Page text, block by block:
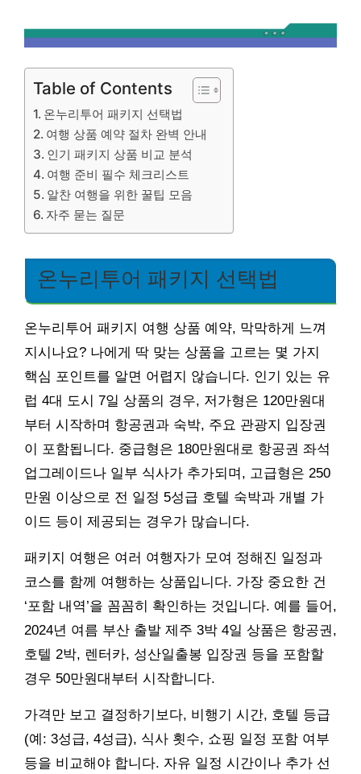
Table of Contents
온누리투어 패키지 선택법
여행 상품 예약 절차 완벽 안내
인기 패키지 상품 비교 분석
여행 준비 필수 체크리스트
알찬 여행을 위한 꿀팁 모음
자주 묻는 질문
온누리투어 패키지 선택법
온누리투어 패키지 여행 상품 예약, 막막하게 느껴
지시나요? 나에게 딱 맞는 상품을 고르는 몇 가지
핵심 포인트를 알면 어렵지 않습니다. 인기 있는 유
럽 4대 도시 7일 상품의 경우, 저가형은 120만원대
부터 시작하며 항공권과 숙박, 주요 관광지 입장권
이 포함됩니다. 중급형은 180만원대로 항공권 좌석
업그레이드나 일부 식사가 추가되며, 고급형은 250
만원 이상으로 전 일정 5성급 호텔 숙박과 개별 가
이드 등이 제공되는 경우가 많습니다.
패키지 여행은 여러 여행자가 모여 정해진 일정과
코스를 함께 여행하는 상품입니다. 가장 중요한 건
‘포함 내역’을 꼼꼼히 확인하는 것입니다. 예를 들어,
2024년 여름 부산 출발 제주 3박 4일 상품은 항공권,
호텔 2박, 렌터카, 성산일출봉 입장권 등을 포함할
경우 50만원대부터 시작합니다.
가격만 보고 결정하기보다, 비행기 시간, 호텔 등급
(예: 3성급, 4성급), 식사 횟수, 쇼핑 일정 포함 여부
등을 비교해야 합니다. 자유 일정 시간이나 추가 선